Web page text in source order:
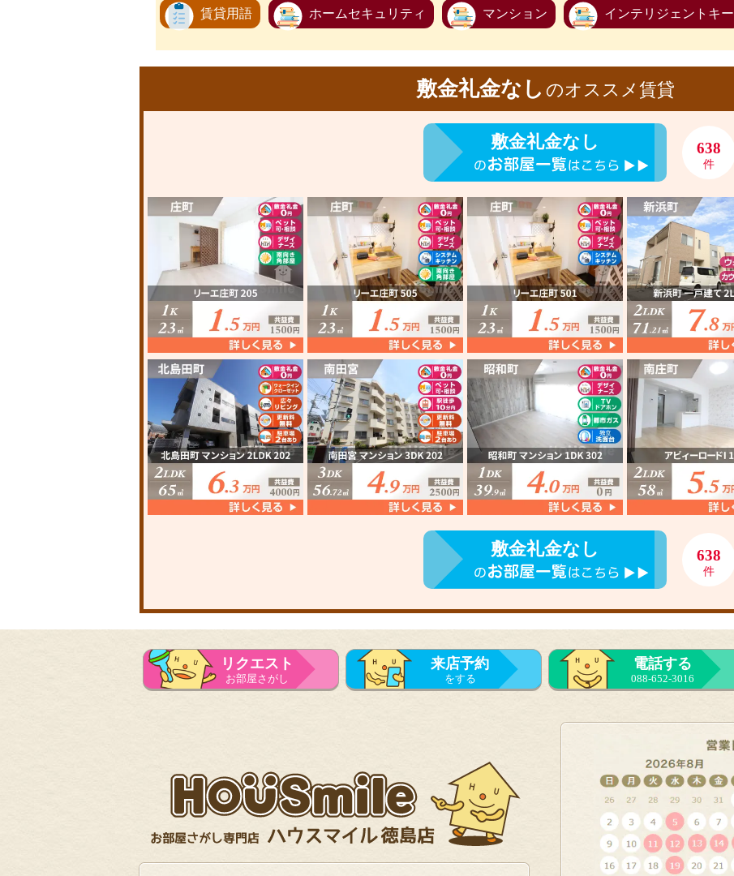
賃貸用語 ホームセキュリティ マンション インテリジェントキー
敷金礼金なし のオススメ賃貸
敷金礼金なし 638
件
敷金礼金なし 638
件
リクエスト
お部屋さがし
来店予約
をする
電話する
088-652-3016